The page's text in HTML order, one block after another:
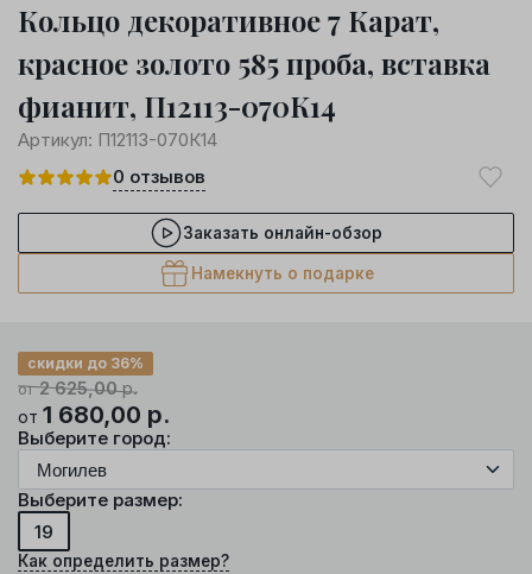
Кольцо декоративное 7 Карат,
красное золото 585 проба, вставка
фианит, П12113-070К14
Артикул: П12113-070К14
0 отзывов
Заказать онлайн-обзор
Намекнуть о подарке
от2 625,00р.
скидки до 36%
от 1 680,00 р.
Выберите город:
Выберите размер:
19
Как определить размер?